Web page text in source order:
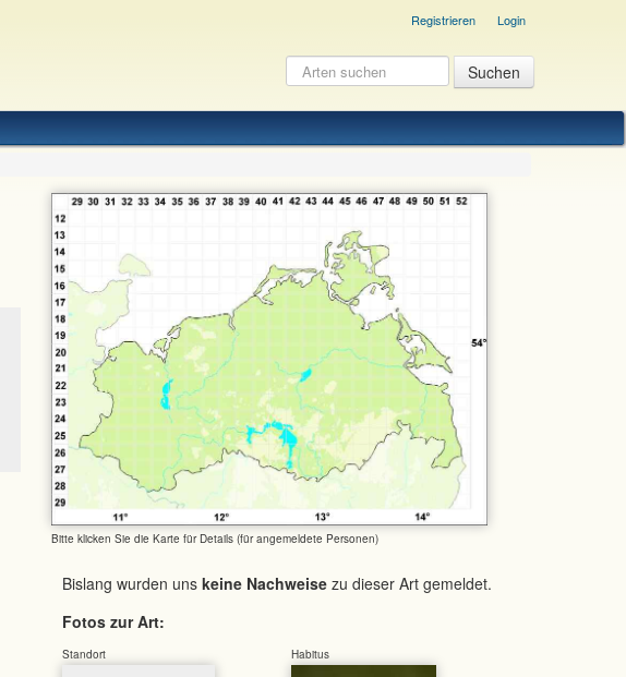
Registrieren Login
Bitte klicken Sie die Karte für Details (für angemeldete Personen)
Bislang wurden uns keine Nachweise zu dieser Art gemeldet.
Fotos zur Art:
Standort Habitus